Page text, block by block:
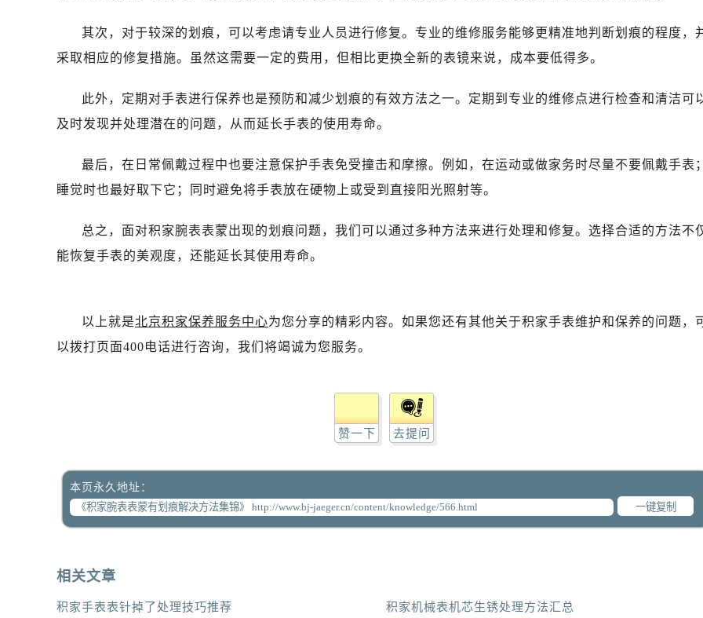
其次，对于较深的划痕，可以考虑请专业人员进行修复。专业的维修服务能够更精准地判断划痕的程度，
采取相应的修复措施。虽然这需要一定的费用，但相比更换全新的表镜来说，成本要低得多。
此外，定期对手表进行保养也是预防和减少划痕的有效方法之一。定期到专业的维修点进行检查和清洁可
及时发现并处理潜在的问题，从而延长手表的使用寿命。
最后，在日常佩戴过程中也要注意保护手表免受撞击和摩擦。例如，在运动或做家务时尽量不要佩戴手表
睡觉时也最好取下它；同时避免将手表放在硬物上或受到直接阳光照射等。
总之，面对积家腕表表蒙出现的划痕问题，我们可以通过多种方法来进行处理和修复。选择合适的方法不
能恢复手表的美观度，还能延长其使用寿命。
以上就是北京积家保养服务中心为您分享的精彩内容。如果您还有其他关于积家手表维护和保养的问题，
以拨打页面400电话进行咨询，我们将竭诚为您服务。
赞一下 去提问
本页永久地址：
一键复制
相关文章
积家手表表针掉了处理技巧推荐
积家机械表机芯生锈处理方法汇总